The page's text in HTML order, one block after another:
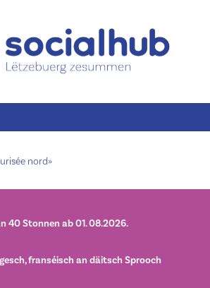
nord»
40 Stonnen ab 01. 08.2026.
franséisch an däitsch Sprooch